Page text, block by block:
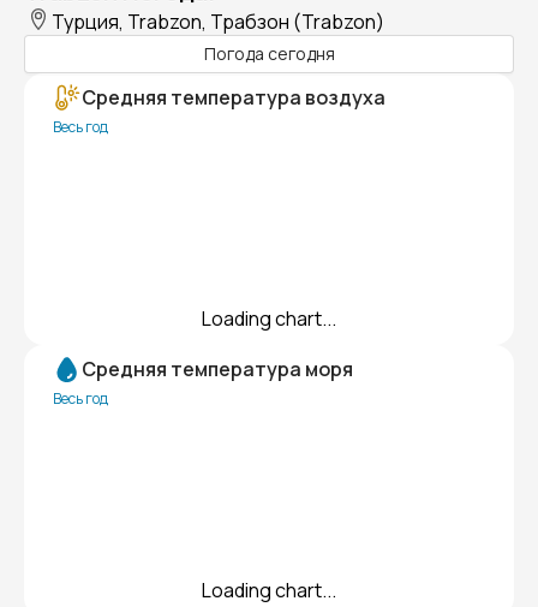
Турция, Trabzon, Трабзон (Trabzon)
Погода сегодня
Средняя температура воздуха
Весь год
Loading chart...
Средняя температура моря
Весь год
Loading chart...